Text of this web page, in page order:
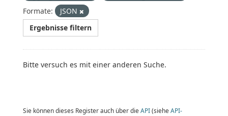
Formate:
JSON
Ergebnisse filtern
Bitte versuch es mit einer anderen Suche.
Sie können dieses Register auch über die API(siehe API-